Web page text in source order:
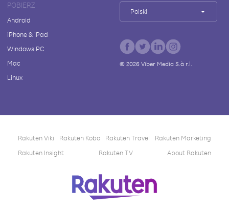
POBIERZ
Android
iPhone & iPad
Windows PC
Mac
Linux
Polski
© 2026Viber Media S.à r.l.
Rakuten Viki Rakuten Kobo Rakuten Travel
Rakuten Marketing
Rakuten Insight
Rakuten TV About Rakuten